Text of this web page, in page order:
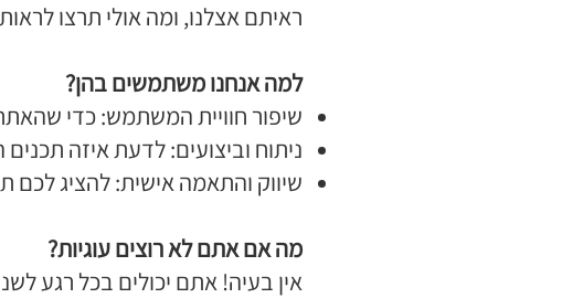
ראיתם אצלנו, ומה אולי תרצו
למה אנחנו משתמשים בהן?
שיפור חוויית המשתמש: כדי
ניתוח וביצועים: לדעת איזה
שיווק והתאמה אישית: להציג לכם
מה אם אתם לא רוצים עוגיות?
אין בעיה! אתם יכולים בכל רגע